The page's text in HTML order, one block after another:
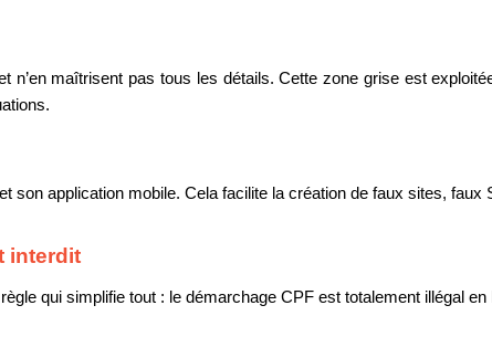
n’en maîtrisent pas tous les détails. Cette zone grise est
son application mobile. Cela facilite la création de faux sites,
interdit
qui simplifie tout : le démarchage CPF est totalement illégal en